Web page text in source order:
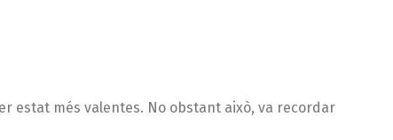
estat més valentes. No obstant això, va recordar